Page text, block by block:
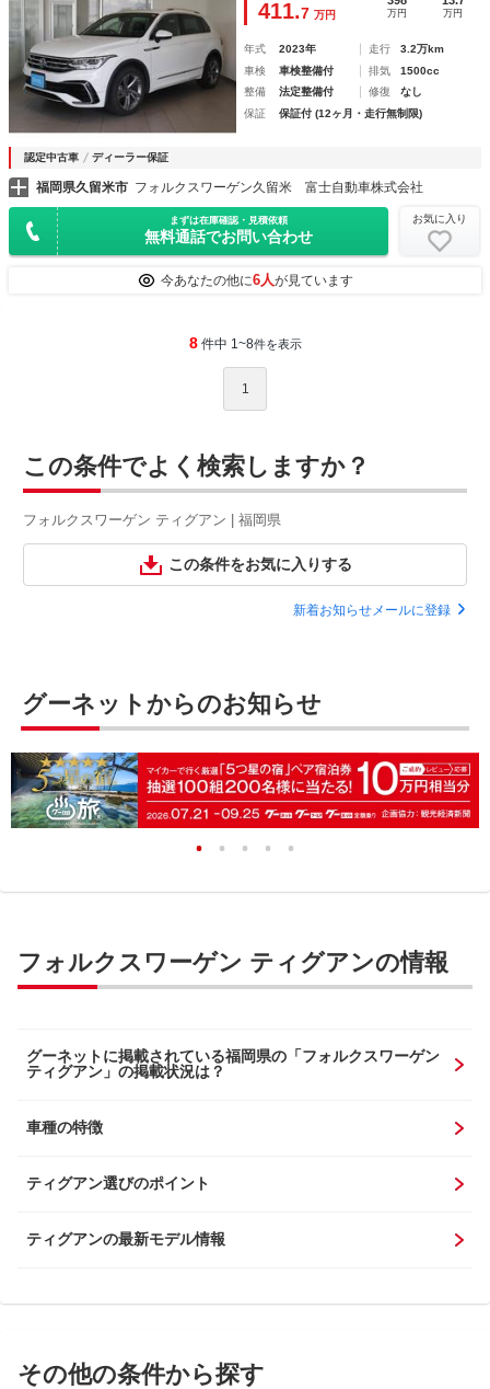
411.7 万円 万円 万円
年式 2023年 走行
3.2万km
車検
車検整備付 排気
1500cc
整備
法定整備付 修復
なし
保証
保証付 (12ヶ月・走行無制限)
認定中古車 ディーラー保証
福岡県久留米市 フォルクスワーゲン久留米 富士自動車株式会社
まずは在庫確認・見積依頼
無料通話でお問い合わせ
お気に入り
今あなたの他に6人が見ています
8 件中 1~8件を表示
1
この条件でよく検索しますか？
フォルクスワーゲン ティグアン | 福岡県
この条件をお気に入りする
新着お知らせメールに登録
グーネットからのお知らせ
フォルクスワーゲン ティグアンの情報
グーネットに掲載されている福岡県の「フォルクスワーゲン
ティグアン」の掲載状況は？
車種の特徴
ティグアン選びのポイント
ティグアンの最新モデル情報
その他の条件から探す